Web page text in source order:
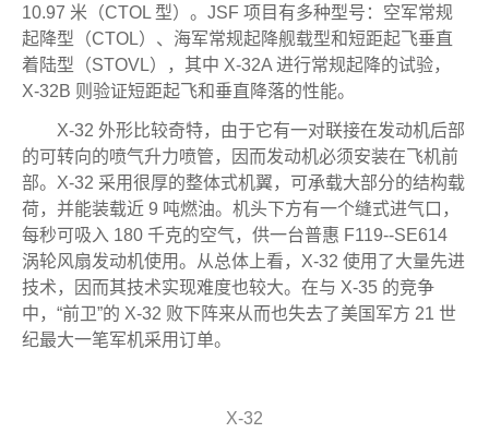
10.97 米（CTOL 型）。JSF 项目有多种型号：空军常规
起降型（CTOL）、海军常规起降舰载型和短距起飞垂直
着陆型（STOVL），其中 X-32A 进行常规起降的试验，
X-32B 则验证短距起飞和垂直降落的性能。
X-32 外形比较奇特，由于它有一对联接在发动机后部
的可转向的喷气升力喷管，因而发动机必须安装在飞机前
部。X-32 采用很厚的整体式机翼，可承载大部分的结构载
荷，并能装载近 9 吨燃油。机头下方有一个缝式进气口，
每秒可吸入 180 千克的空气，供一台普惠 F119--SE614
涡轮风扇发动机使用。从总体上看，X-32 使用了大量先进
技术，因而其技术实现难度也较大。在与 X-35 的竞争
中，“前卫”的 X-32 败下阵来从而也失去了美国军方 21 世
纪最大一笔军机采用订单。
X-32